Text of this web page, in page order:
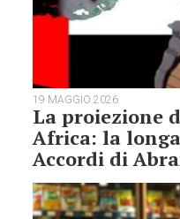
19 MAGGIO 2026
La proiezione
Africa: la
Accordi di